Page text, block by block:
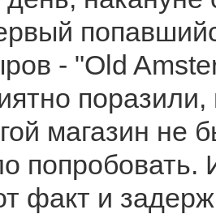
- "Old
магазин не
попробовать.
факт и